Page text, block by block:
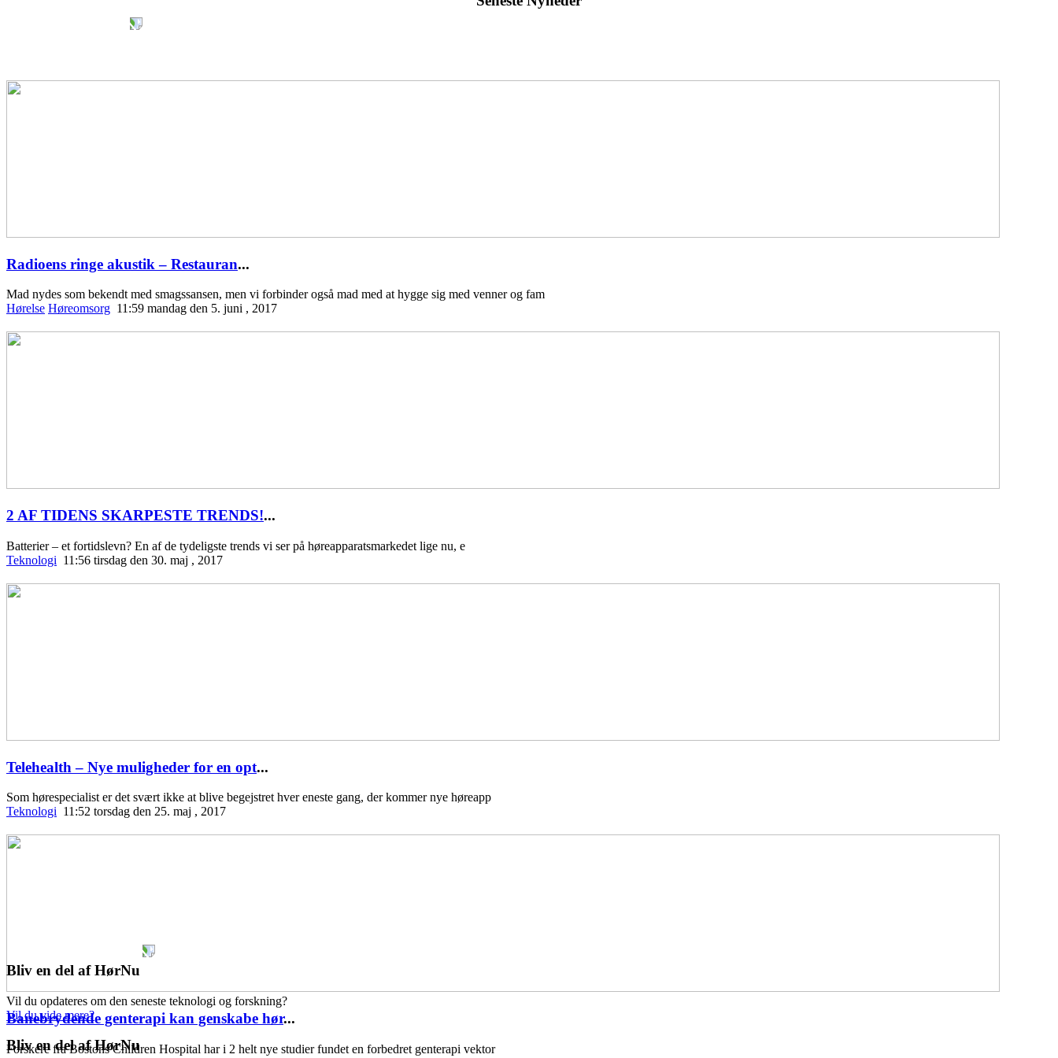
Radioens ringe akustik – Restauran...
Mad nydes som bekendt med smagssansen, men vi forbinder også mad med at hygge sig med venner og fam
Hørelse Høreomsorg 11:59 mandag den 5. juni , 2017
2 AF TIDENS SKARPESTE TRENDS!...
Batterier – et fortidslevn? En af de tydeligste trends vi ser på høreapparatsmarkedet lige nu, e
Teknologi 11:56 tirsdag den 30. maj , 2017
Telehealth – Nye muligheder for en opt...
Som hørespecialist er det svært ikke at blive begejstret hver eneste gang, der kommer nye høreapp
Teknologi 11:52 torsdag den 25. maj , 2017
Banebrydende genterapi kan genskabe hør...
Forskere fra Bostons Children Hospital har i 2 helt nye studier fundet en forbedret genterapi vektor
Bliv en del af HørNu
Vil du opdateres om den seneste teknologi og forskning?
Vil du vide mere?
Bliv en del af HørNu